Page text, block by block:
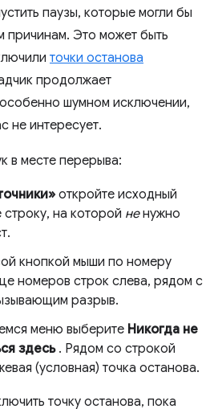
паузы, которые могли бы
причинам. Это может быть
точки останова
продолжает
шумном исключении,
не интересует.
в месте перерыва:
откройте исходный
на которой ненужно
кнопкой мыши по номеру
номеров строк слева, рядом с
разрыв.
меню выберите Никогда не
здесь. Рядом со строкой
(условная) точка останова.
точку останова, пока